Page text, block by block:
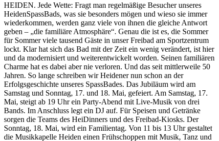
HEIDEN. Jede Wette: Fragt man regelmäßige Besucher unseres
HeidenSpassBads, was sie besonders mögen und wieso sie immer
wiederkommen, werden ganz viele von ihnen die gleiche Antwort
geben – „die familiäre Atmosphäre“. Genau die ist es, die Sommer
für Sommer viele tausend Gäste in unser Freibad am Sportzentrum
lockt. Klar hat sich das Bad mit der Zeit ein wenig verändert, ist hier
und da modernisiert und weiterentwickelt worden. Seinen familiären
Charme hat es dabei aber nie verloren. Und das seit mittlerweile 50
Jahren. So lange schreiben wir Heidener nun schon an der
Erfolgsgeschichte unseres SpassBades. Das Jubiläum wird am
Samstag und Sonntag, 17. und 18. Mai, gefeiert. Am Samstag, 17.
Mai, steigt ab 19 Uhr ein Party-Abend mit Live-Musik von drei
Bands. Im Anschluss legt ein DJ auf. Für Speisen und Getränke
sorgen die Teams des HeiDinners und des Freibad-Kiosks. Der
Sonntag, 18. Mai, wird ein Familientag. Von 11 bis 13 Uhr gestaltet
die Musikkapelle Heiden einen Frühschoppen mit Musik, Tanz und